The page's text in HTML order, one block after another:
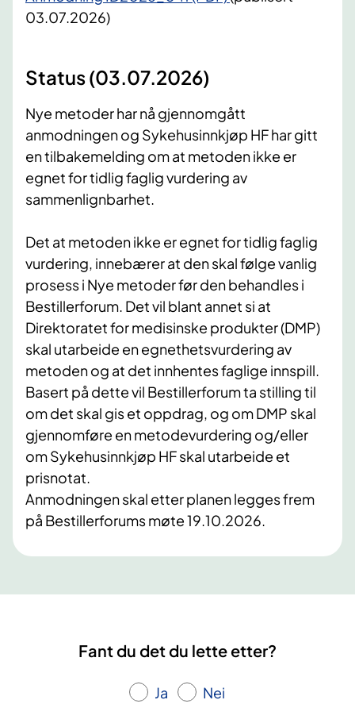
03.07.2026)
Status (03.07.2026)
Nye metoder har nå gjennomgått
anmodningen og Sykehusinnkjøp HF har gitt
en tilbakemelding om at metoden ikke er
egnet for tidlig faglig vurdering av
sammenlignbarhet.
Det at metoden ikke er egnet for tidlig faglig
vurdering, innebærer at den skal følge vanlig
prosess i Nye metoder før den behandles i
Bestillerforum. Det vil blant annet si at
Direktoratet for medisinske produkter (DMP)
skal utarbeide en egnethetsvurdering av
metoden og at det innhentes faglige innspill.
Basert på dette vil Bestillerforum ta stilling til
om det skal gis et oppdrag, og om DMP skal
gjennomføre en metodevurdering og/eller
om Sykehusinnkjøp HF skal utarbeide et
prisnotat.
Anmodningen skal etter planen legges frem
på Bestillerforums møte 19.10.2026.
Fant du det du lette etter?
Ja Nei